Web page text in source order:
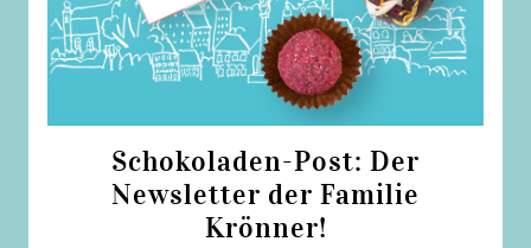
Schokoladen-Post: Der
Newsletter der Familie
Krönner!